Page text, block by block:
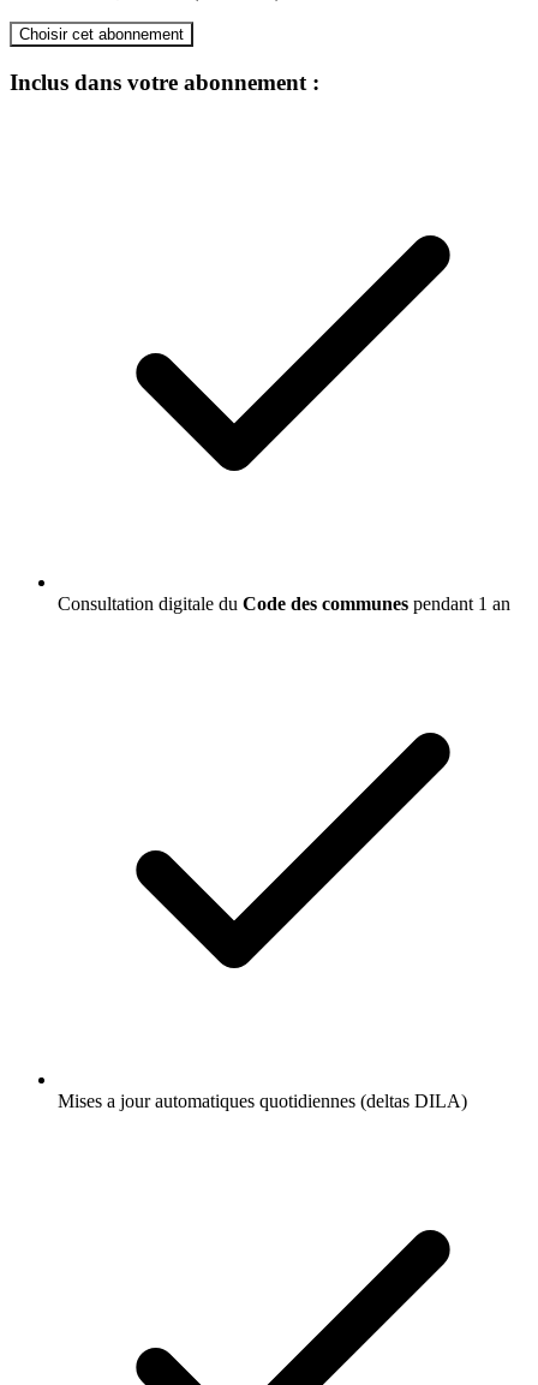
Choisir cet abonnement
Inclus dans votre abonnement :
Consultation digitale du Code des communes pendant 1 an
Mises a jour automatiques quotidiennes (deltas DILA)